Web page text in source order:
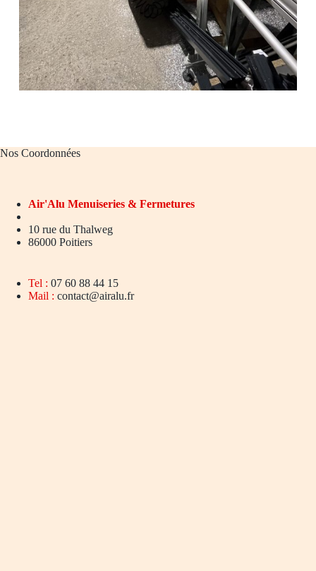
Nos Coordonnées
Air'Alu Menuiseries & Fermetures
10 rue du Thalweg
86000 Poitiers
Tel : 07 60 88 44 15
Mail : contact@airalu.fr